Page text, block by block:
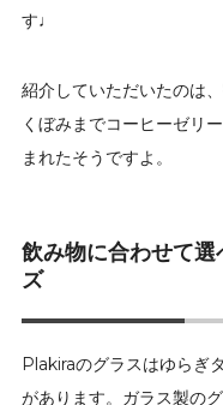
す♩
紹介していただいたのは
くぼみまでコーヒーゼリ
まれたそうですよ。
飲み物に合わせて
ズ
Plakiraのグラスはゆらぎ
があります。ガラス製の